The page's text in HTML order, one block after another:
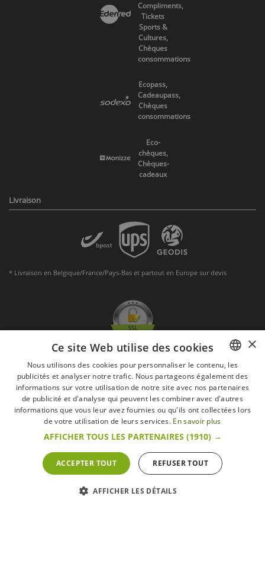
Compliments,
Tickets
Sports &
Cultures,
Chèques
consommations
Ecopass,
Cadeaupass,
Chèques
consommations
Eco-
chèques,
Chèques-
cadeaux
Livraison
* Livraison en Belgique/France/Pays-Bas et partout en Europe sur devis
S'abonner à la Newsletter
GO
Je suis d'accord avecles Mentions légales
Toutes les marques Conditions générales
FRENCH
DUTCH
×
Ce site Web utilise des cookies
Nous utilisons des cookies pour personnaliser le contenu, les
publicités et analyser notre trafic. Nous partageons également des
informations sur votre utilisation de notre site avec nos partenaires
de publicité et d'analyse qui peuvent les combiner avec d'autres
informations que vous leur avez fournies ou qu'ils ont collectées lors
de votre utilisation de leurs services. En savoir plus
AFFICHER TOUS LES PARTENAIRES (1910) →
ACCEPTER TOUT REFUSER TOUT
AFFICHER LES DÉTAILS